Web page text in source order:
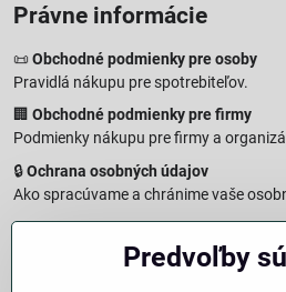
Právne informácie
📜 Obchodné podmienky pre osoby
Pravidlá nákupu pre spotrebiteľov.
🏢 Obchodné podmienky pre firmy
Podmienky nákupu pre firmy a
🔒Ochrana osobných údajov
Ako spracúvame a chránime vaše
🧾Reklamačný formulár
Jednoduché podanie reklamácie
Predvoľby